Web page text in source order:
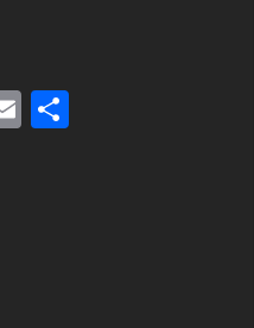
Email